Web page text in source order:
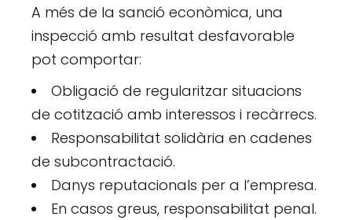
A més de la sanció econòmica, una
inspecció amb resultat desfavorable
pot comportar:
Obligació de regularitzar situacions
de cotització amb interessos i recàrrecs.
Responsabilitat solidària en cadenes
de subcontractació.
Danys reputacionals per a l’empresa.
En casos greus, responsabilitat penal.